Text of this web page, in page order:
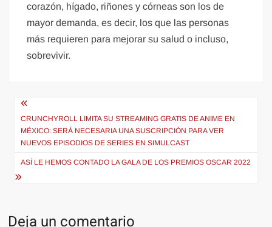
corazón, hígado, riñones y córneas son los de
mayor demanda, es decir, los que las personas
más requieren para mejorar su salud o incluso,
sobrevivir.
Navegación
de
entradas
CRUNCHYROLL LIMITA SU STREAMING GRATIS DE ANIME EN
MÉXICO: SERÁ NECESARIA UNA SUSCRIPCIÓN PARA VER
NUEVOS EPISODIOS DE SERIES EN SIMULCAST
ASÍ LE HEMOS CONTADO LA GALA DE LOS PREMIOS OSCAR 2022
Deja un comentario